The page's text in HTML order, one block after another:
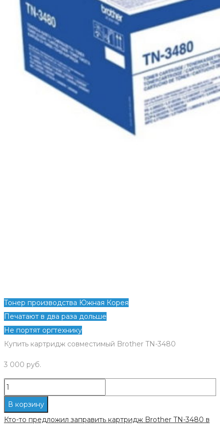
Тонер производства Южная Корея
Печатают в два раза дольше
Не портят оргтехнику
Купить картридж совместимый Brother TN-3480
3 000 руб.
Количество
Картридж
совместимый
В корзину
Кто-то предложил заправить картридж Brother TN-3480 в